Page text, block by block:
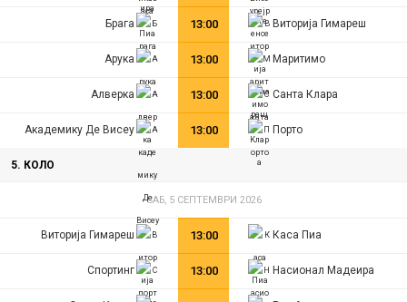
Брага 13:00 Виторија Гимарeш
Арука 13:00 Маритимo
Алверка 13:00 Санта Клара
Академику Де Висеу 13:00 Порто
5. КОЛО
САБ, 5 СЕПТЕМВРИ 2026
Виторија Гимарeш 13:00 Каса Пиа
Спортинг 13:00 Насионал Мадеира